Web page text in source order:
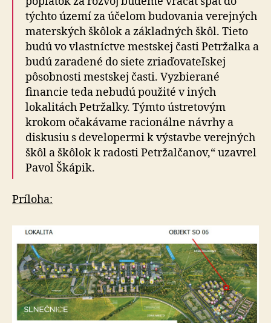
týchto území za účelom budovania verejných
materských škôlok a základných škôl. Tieto
budú vo vlastníctve mestskej časti Petržalka a
budú zaradené do siete zriaďovateľskej
pôsobnosti mestskej časti. Vyzbierané
financie teda nebudú použité v iných
lokalitách Petržalky. Týmto ústretovým
krokom očakávame racionálne návrhy a
diskusiu s developermi k výstavbe verejných
škôl a škôlok k radosti Petržalčanov,“ uzavrel
Pavol Škápik.
Príloha: